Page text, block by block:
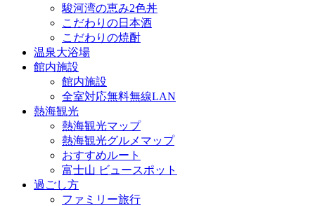
駿河湾の恵み2色丼
こだわりの日本酒
こだわりの焼酎
温泉大浴場
館内施設
館内施設
全室対応無料無線LAN
熱海観光
熱海観光マップ
熱海観光グルメマップ
おすすめルート
富士山 ビュースポット
過ごし方
ファミリー旅行